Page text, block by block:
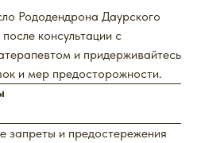
Рододендрона Даурского
консультации с
и придерживайтесь
и мер предосторожности.
запреты и предостережения